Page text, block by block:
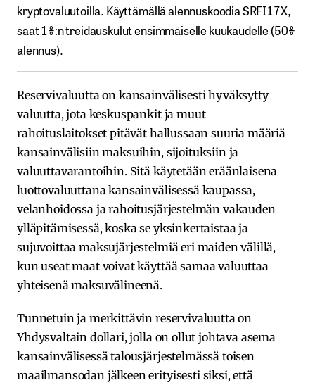
kryptovaluutoilla.​ ​Käyttämällä​ ​alennuskoodia​ ​SRFI17X,​ ​
saat​ ​1%:n treidauskulut​ ​ensimmäiselle​ ​kuukaudelle​ ​(50%​ ​
alennus).
Reservivaluutta on kansainvälisesti hyväksytty
valuutta, jota keskuspankit ja muut
rahoituslaitokset pitävät hallussaan suuria määriä
kansainvälisiin maksuihin, sijoituksiin ja
valuuttavarantoihin. Sitä käytetään eräänlaisena
luottovaluuttana kansainvälisessä kaupassa,
velanhoidossa ja rahoitusjärjestelmän vakauden
ylläpitämisessä, koska se yksinkertaistaa ja
sujuvoittaa maksujärjestelmiä eri maiden välillä,
kun useat maat voivat käyttää samaa valuuttaa
yhteisenä maksuvälineenä.
Tunnetuin ja merkittävin reservivaluutta on
Yhdysvaltain dollari, jolla on ollut johtava asema
kansainvälisessä talousjärjestelmässä toisen
maailmansodan jälkeen erityisesti siksi, että